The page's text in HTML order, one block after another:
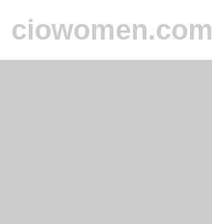
ciowomen.com